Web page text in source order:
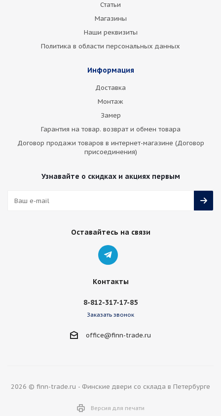
Статьи
Магазины
Наши реквизиты
Политика в области персональных данных
Информация
Доставка
Монтаж
Замер
Гарантия на товар. возврат и обмен товара
Договор продажи товаров в интернет-магазине (Договор
присоединения)
Узнавайте о скидках и акциях первым
Оставайтесь на связи
Контакты
8-812-317-17-85
Заказать звонок
office@finn-trade.ru
2026 © finn-trade.ru - Финские двери со склада в Петербурге
Версия для печати